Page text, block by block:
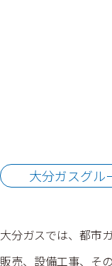
大分ガスグル
大分ガスでは、都市
販売、設備工事、そ